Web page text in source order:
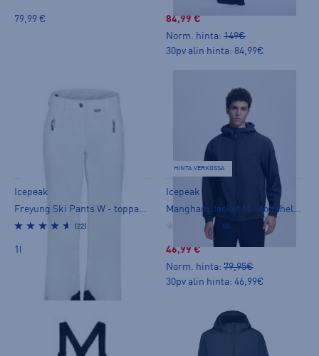
79,99 €
84,99 €
Norm. hinta: 149€
30pv alin hinta: 84,99€
Icepeak
(22)
109,00 €
HINTA VERKOSSA
Icepeak
(0)
46,99 €
Norm. hinta: 79,95€
30pv alin hinta: 46,99€